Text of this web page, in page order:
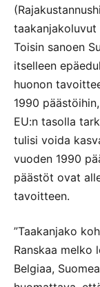
taakanjakoluvut
Toisin sanoen
itselleen
huonon
1990
EU:n tasolla
tulisi voida
vuoden 1990
päästöt ovat
tavoitteen.
”Taakanjako
Ranskaa melko
Belgiaa,